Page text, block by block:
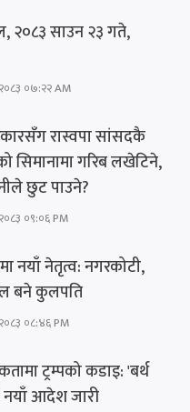
साउन २३ गते,
०७:२२ AM
रास्वपा सांसदकै
सिमानामा गरिब लखेटिने,
छुट पाउने?
०९:०६ PM
नयाँ नेतृत्व: नगरकोटी,
बने कुलपति
०८:४६ PM
ट्रम्पको कडाइ: 'बर्थ
नयाँ आदेश जारी